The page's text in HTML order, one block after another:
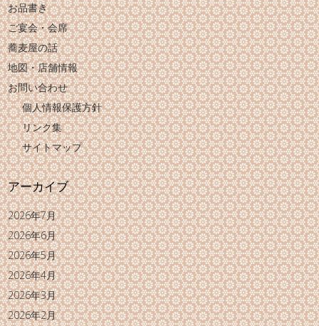
お品書き
ご宴会・会席
蕎麦屋の話
地図・店舗情報
お問い合わせ
個人情報保護方針
リンク集
サイトマップ
アーカイブ
2026年7月
2026年6月
2026年5月
2026年4月
2026年3月
2026年2月